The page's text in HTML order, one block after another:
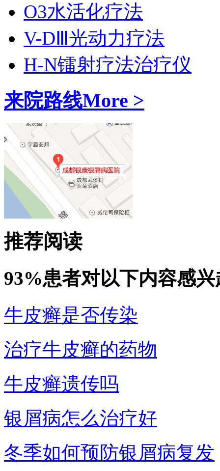
O3水活化疗法
V-DⅢ光动力疗法
H-N镭射疗法治疗仪
来院路线More >
推荐阅读
93%患者对以下内容感兴
牛皮癣是否传染
治疗牛皮癣的药物
牛皮癣遗传吗
银屑病怎么治疗好
冬季如何预防银屑病复发